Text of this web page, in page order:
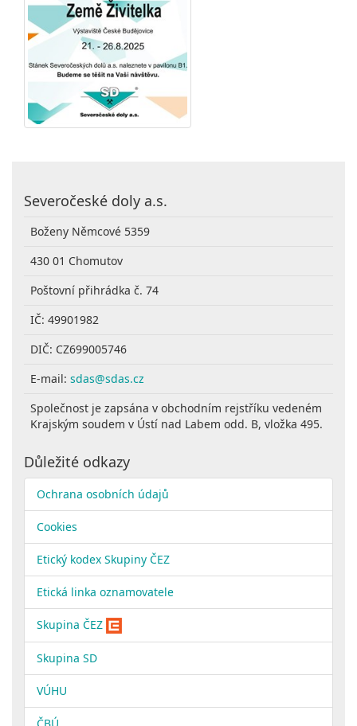
Severočeské doly a.s.
Boženy Němcové 5359
430 01 Chomutov
Poštovní přihrádka č. 74
IČ: 49901982
DIČ: CZ699005746
E-mail: sdas@sdas.cz
Společnost je zapsána v obchodním rejstříku vedeném
Krajským soudem v Ústí nad Labem odd. B, vložka 495.
Důležité odkazy
Ochrana osobních údajů
Cookies
Etický kodex Skupiny ČEZ
Etická linka oznamovatele
Skupina ČEZ
Skupina SD
VÚHU